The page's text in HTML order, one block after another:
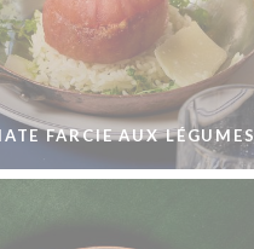
FARCIE AUX LÉGUMES